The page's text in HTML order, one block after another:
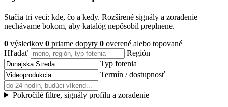
Stačia tri veci: kde, čo a kedy. Rozšírené signály a zoradenie
nechávame bokom, aby katalóg nepôsobil preplnene.
0 výsledkov 0 priame dopyty 0 overené alebo topované
Hľadať
Región
Typ fotenia
Termín / dostupnosť
Pokročilé filtre, signály profilu a zoradenie